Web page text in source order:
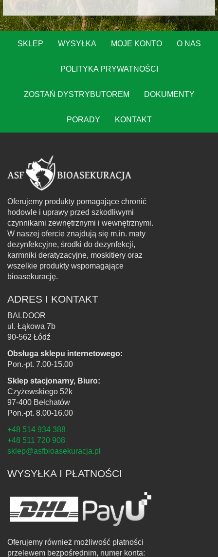
SKLEP WYSYŁKA MOJE KONTO O NAS
POLITYKA PRYWATNOŚCI
ZOSTAŃ DYSTRYBUTOREM DOKUMENTY
PORADY KONTAKT
Oferujemy produkty pomagające chronić
hodowle i uprawy przed szkodliwymi
czynnikami zewnętrznymi i wewnętrznymi.
W naszej ofercie znajdują się m.in. maty
dezynfekcyjne, środki do dezynfekcji,
karmniki deratyzacyjne, moskitiery oraz
wszelkie produkty wspomagające
bioasekurację.
ADRES I KONTAKT
BALDOOR
ul. Łąkowa 7b
90-562 Łódź
Obsługa sklepu internetowego:
Pon.-pt. 7.00-15.00
Sklep stacjonarny, Biuro:
Czyżewskiego 52k
97-400 Bełchatów
Pon.-pt. 8.00-16.00
+48 514 934 388
+48 511 720 908
sklep@asfbioasekuracja.pl
WYSYŁKA I PŁATNOŚCI
Oferujemy również możliwość płatności
przelewem bezpośrednim, numer konta: